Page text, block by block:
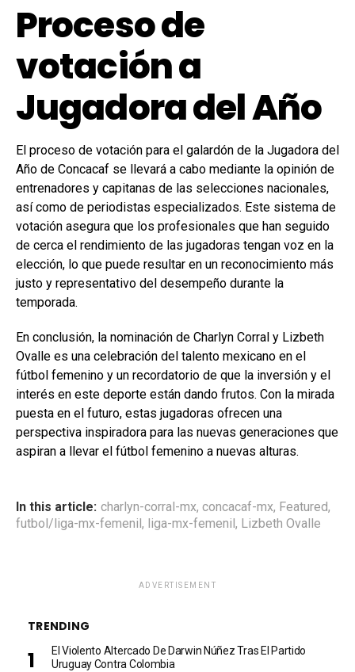
Proceso de
votación a
Jugadora del Año
El proceso de votación para el galardón de la Jugadora del
Año de Concacaf se llevará a cabo mediante la opinión de
entrenadores y capitanas de las selecciones nacionales,
así como de periodistas especializados. Este sistema de
votación asegura que los profesionales que han seguido
de cerca el rendimiento de las jugadoras tengan voz en la
elección, lo que puede resultar en un reconocimiento más
justo y representativo del desempeño durante la
temporada.
En conclusión, la nominación de Charlyn Corral y Lizbeth
Ovalle es una celebración del talento mexicano en el
fútbol femenino y un recordatorio de que la inversión y el
interés en este deporte están dando frutos. Con la mirada
puesta en el futuro, estas jugadoras ofrecen una
perspectiva inspiradora para las nuevas generaciones que
aspiran a llevar el fútbol femenino a nuevas alturas.
In this article: charlyn-corral-mx, concacaf-mx, Featured,
futbol/liga-mx-femenil, liga-mx-femenil, Lizbeth Ovalle
ADVERTISEMENT
TRENDING
El Violento Altercado De Darwin Núñez Tras El Partido
Uruguay Contra Colombia